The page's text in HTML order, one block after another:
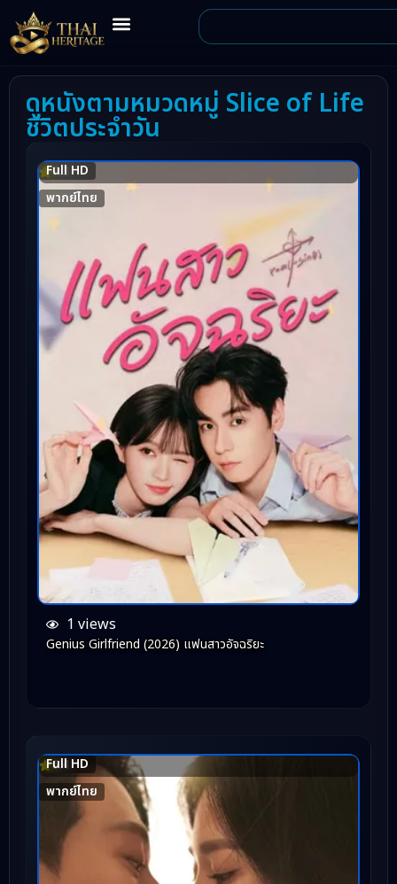
ดูหนังตามหมวดหมู่ Slice of Life
ชีวิตประจำวัน
Full HD
พากย์ไทย
7.3
1 views
Genius Girlfriend (2026) แฟนสาวอัจฉริยะ
Full HD
พากย์ไทย
6.4